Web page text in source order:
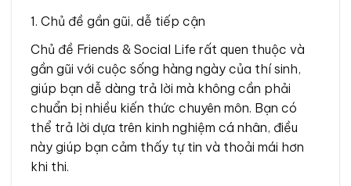
1. Chủ đề gần gũi, dễ tiếp cận
Chủ đề Friends & Social Life rất quen thuộc và
gần gũi với cuộc sống hàng ngày của thí sinh,
giúp bạn dễ dàng trả lời mà không cần phải
chuẩn bị nhiều kiến thức chuyên môn. Bạn có
thể trả lời dựa trên kinh nghiệm cá nhân, điều
này giúp bạn cảm thấy tự tin và thoải mái hơn
khi thi.